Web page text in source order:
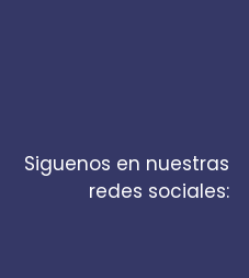
Siguenos en nuestras
redes sociales: